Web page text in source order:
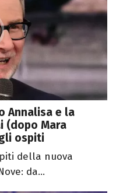
Annalisa e la
(dopo Mara
ospiti
della nuova
da...